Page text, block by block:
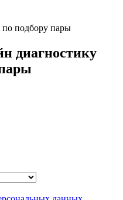
диагностику